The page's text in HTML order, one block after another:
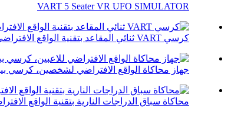
VART 5 Seater VR UFO SIMULATOR
كرسي VART ثنائي المقاعد بتقنية الواقع الافتراضي 360 درجة
جهاز محاكاة الواقع الافتراضي لشخصين، كرسي
محاكاة سباق الدراجات النارية بتقنية الواقع